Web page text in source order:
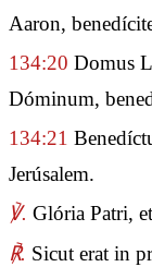
Aaron,
134:20 Domus
Dóminum,
134:21
Jerúsalem.
℣. Glória Patri,
℟. Sicut erat in